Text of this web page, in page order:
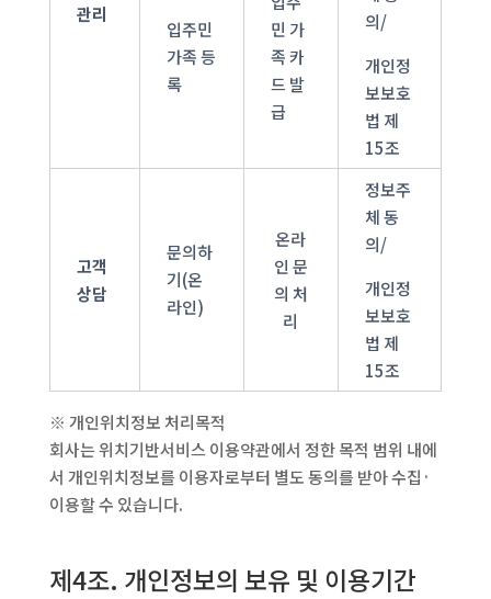
관리
입주민
가족 등
록
민 가
족 카
드 발
급
의/
개인정
보보호
법 제
15조
고객
상담
문의하
기(온
라인)
온라
인 문
의 처
리
정보주
체 동
의/
개인정
보보호
법 제
15조
※ 개인위치정보 처리목적
회사는 위치기반서비스 이용약관에서 정한 목적 범위 내에
서 개인위치정보를 이용자로부터 별도 동의를 받아 수집·
이용할 수 있습니다.
제4조. 개인정보의 보유 및 이용기간